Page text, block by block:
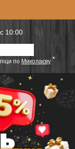
с 10:00
по Миколаєву *